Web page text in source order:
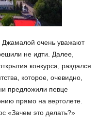
Джамалой очень уважают
не идти. Далее,
конкурса, раздался
которое, очевидно,
предложили певце
прямо на вертолете.
«Зачем это делать?»